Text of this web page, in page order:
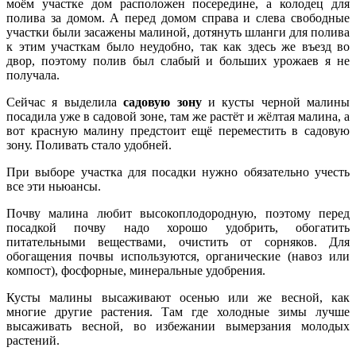
моём участке дом расположен посередине, а колодец для
полива за домом. А перед домом справа и слева свободные
участки были засажены малиной, дотянуть шланги для полива
к этим участкам было неудобно, так как здесь же въезд во
двор, поэтому полив был слабый и больших урожаев я не
получала.
Сейчас я выделиласадовую зонуи кусты черной малины
посадила уже в садовой зоне, там же растёт и жёлтая малина, а
вот красную малину предстоит ещё переместить в садовую
зону. Поливать стало удобней.
При выборе участка для посадки нужно обязательно учесть
все эти ньюансы.
Почву малина любит высокоплодородную, поэтому перед
посадкой почву надо хорошо удобрить, обогатить
питательными веществами, очистить от сорняков. Для
обогащения почвы используются, органические (навоз или
компост), фосфорные, минеральные удобрения.
Кусты малины высаживают осенью или же весной, как
многие другие растения. Там где холодные зимы лучше
высаживать весной, во избежании вымерзания молодых
растений.